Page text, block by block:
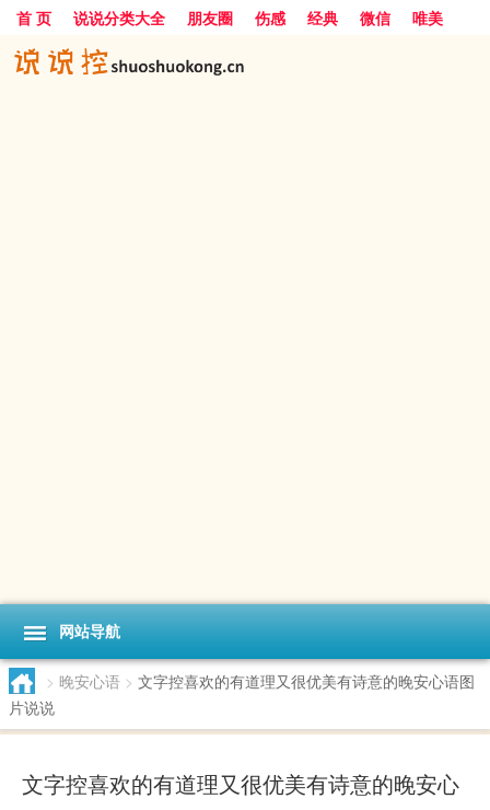
首 页 说说分类大全 朋友圈 伤感 经典 微信
唯美
励志
爱情 搞笑
网站导航
> 晚安心语 > 文字控喜欢的有道理又很优美有诗意的晚安心语图
片说说
文字控喜欢的有道理又很优美有诗意的晚安心